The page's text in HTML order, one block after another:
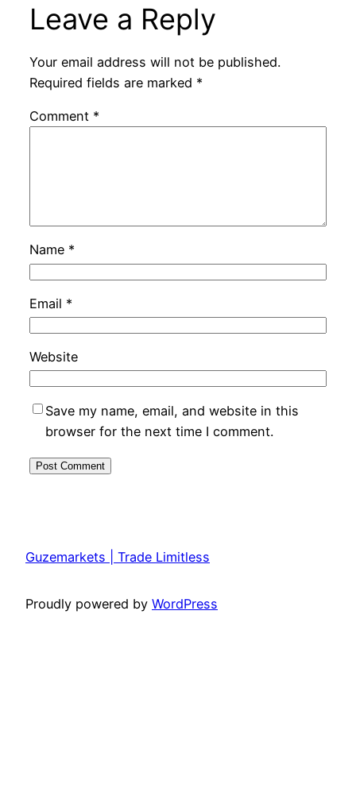
Leave a Reply
Your email address will not be published.
Required fields are marked *
Comment *
Name *
Email *
Website
Save my name, email, and website in this
browser for the next time I comment.
Guzemarkets | Trade Limitless
Proudly powered by WordPress